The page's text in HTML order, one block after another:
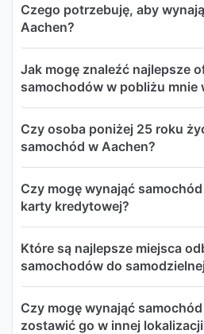
Czego potrzebuję, aby
Aachen?
Jak mogę znaleźć najlepsze
samochodów w pobliżu mnie
Czy osoba poniżej 25 roku
samochód w Aachen?
Czy mogę wynająć
karty kredytowej?
Które są najlepsze miejsca
samochodów do
Czy mogę wynająć
zostawić go w innej